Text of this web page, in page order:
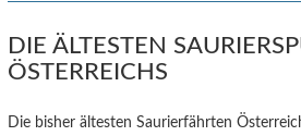
DIE ÄLTESTEN
ÖSTERREICHS
Die bisher ältesten Saurierfährten